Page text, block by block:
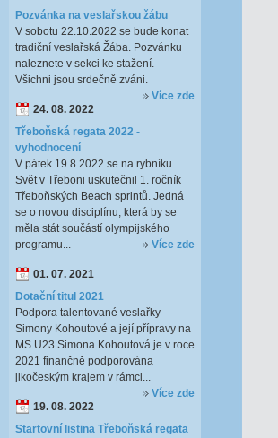
Pozvánka na veslařskou žábu
V sobotu 22.10.2022 se bude konat
tradiční veslařská Žába. Pozvánku
naleznete v sekci ke stažení.
Všichni jsou srdečně zváni.
Více zde
24. 08. 2022
Třeboňská regata 2022 -
vyhodnocení
V pátek 19.8.2022 se na rybníku
Svět v Třeboni uskutečnil 1. ročník
Třeboňských Beach sprintů. Jedná
se o novou disciplínu, která by se
měla stát součástí olympijského
programu...
Více zde
01. 07. 2021
Dotační titul 2021
Podpora talentované veslařky
Simony Kohoutové a její přípravy na
MS U23 Simona Kohoutová je v roce
2021 finančně podporována
jikočeským krajem v rámci...
Více zde
19. 08. 2022
Startovní listina Třeboňská regata